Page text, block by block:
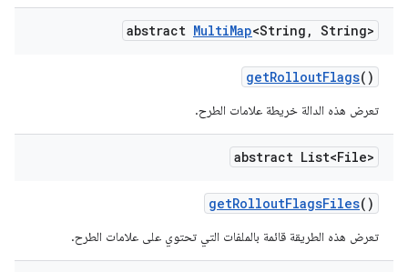
abstract MultiMap<String , String>
getRolloutFlags()
تعرض هذه الدالة خريطة علامات الطرح.
abstract List<File>
getRolloutFlagsFiles()
تعرض هذه الطريقة قائمة بالملفات التي تحتوي على علامات الطرح.